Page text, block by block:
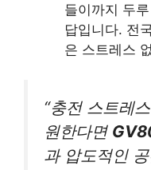
들이까지 두
답입니다. 전
은 스트레스
“충전 스트레
원한다면
과 압도적인